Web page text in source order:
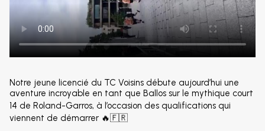
Notre jeune licencié du TC Voisins débute aujourd’hui une
aventure incroyable en tant que Ballos sur le mythique court
14 de Roland-Garros, à l’occasion des qualifications qui
viennent de démarrer 🔥🇫🇷